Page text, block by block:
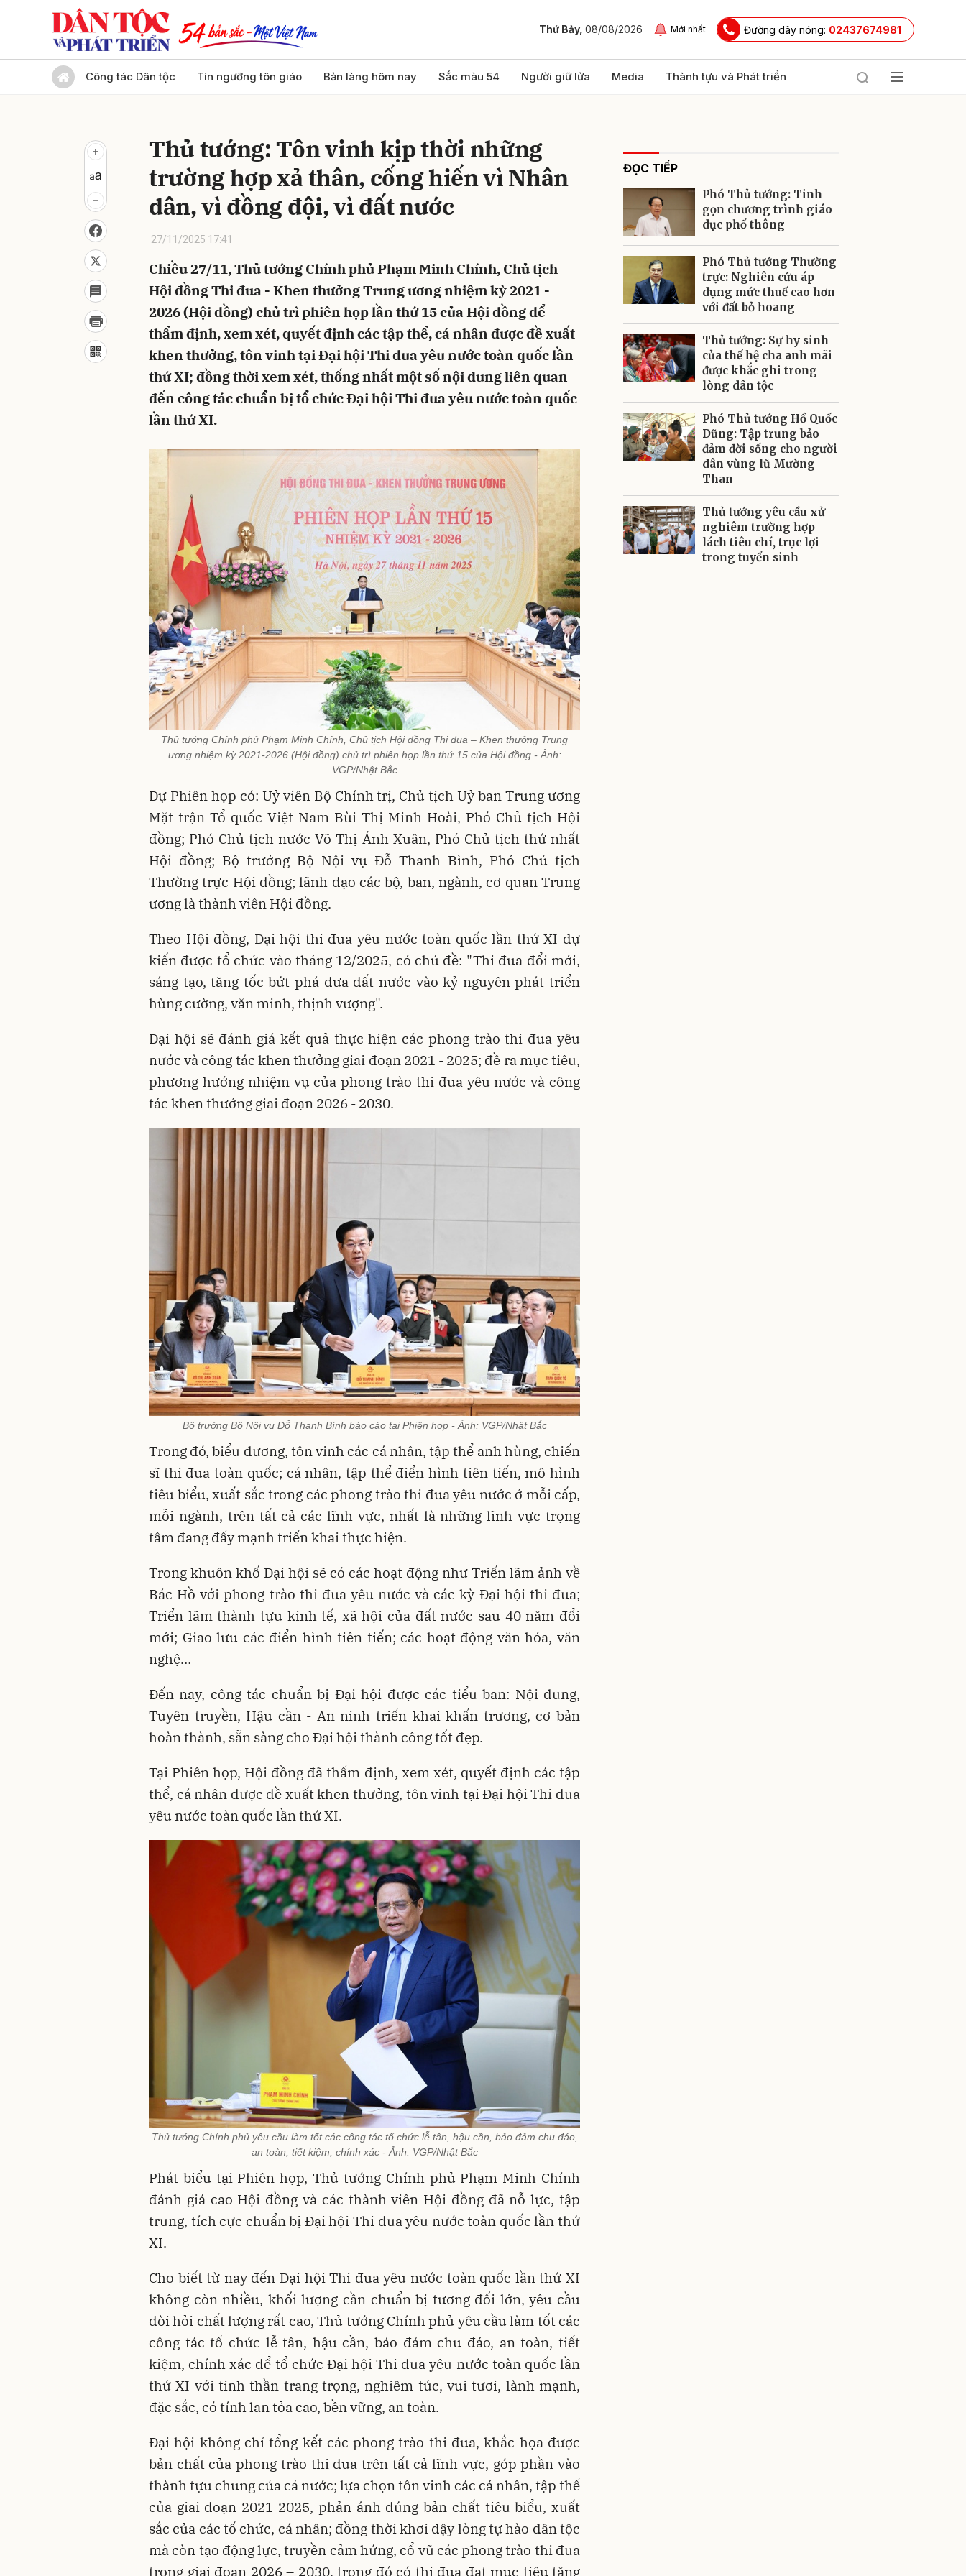
Thứ Bảy, 08/08/2026 Mới nhất Đường dây nóng: 02437674981
Công tác Dân tộc Tín ngưỡng tôn giáo Bản làng hôm nay Sắc màu 54 Người giữ lửa Media Thành tựu và Phát triển
Thủ tướng: Tôn vinh kịp thời những
trường hợp xả thân, cống hiến vì Nhân
dân, vì đồng đội, vì đất nước
27/11/2025 17:41
Chiều 27/11, Thủ tướng Chính phủ Phạm Minh Chính, Chủ tịch
Hội đồng Thi đua - Khen thưởng Trung ương nhiệm kỳ 2021 -
2026 (Hội đồng) chủ trì phiên họp lần thứ 15 của Hội đồng để
thẩm định, xem xét, quyết định các tập thể, cá nhân được đề xuất
khen thưởng, tôn vinh tại Đại hội Thi đua yêu nước toàn quốc lần
thứ XI; đồng thời xem xét, thống nhất một số nội dung liên quan
đến công tác chuẩn bị tổ chức Đại hội Thi đua yêu nước toàn quốc
lần thứ XI.
Thủ tướng Chính phủ Phạm Minh Chính, Chủ tịch Hội đồng Thi đua – Khen thưởng Trung
ương nhiệm kỳ 2021-2026 (Hội đồng) chủ trì phiên họp lần thứ 15 của Hội đồng - Ảnh:
VGP/Nhật Bắc
Dự Phiên họp có: Uỷ viên Bộ Chính trị, Chủ tịch Uỷ ban Trung ương
Mặt trận Tổ quốc Việt Nam Bùi Thị Minh Hoài, Phó Chủ tịch Hội
đồng; Phó Chủ tịch nước Võ Thị Ánh Xuân, Phó Chủ tịch thứ nhất
Hội đồng; Bộ trưởng Bộ Nội vụ Đỗ Thanh Bình, Phó Chủ tịch
Thường trực Hội đồng; lãnh đạo các bộ, ban, ngành, cơ quan Trung
ương là thành viên Hội đồng.
Theo Hội đồng, Đại hội thi đua yêu nước toàn quốc lần thứ XI dự
kiến được tổ chức vào tháng 12/2025, có chủ đề: "Thi đua đổi mới,
sáng tạo, tăng tốc bứt phá đưa đất nước vào kỷ nguyên phát triển
hùng cường, văn minh, thịnh vượng".
Đại hội sẽ đánh giá kết quả thực hiện các phong trào thi đua yêu
nước và công tác khen thưởng giai đoạn 2021 - 2025; đề ra mục tiêu,
phương hướng nhiệm vụ của phong trào thi đua yêu nước và công
tác khen thưởng giai đoạn 2026 - 2030.
Bộ trưởng Bộ Nội vụ Đỗ Thanh Bình báo cáo tại Phiên họp - Ảnh: VGP/Nhật Bắc
Trong đó, biểu dương, tôn vinh các cá nhân, tập thể anh hùng, chiến
sĩ thi đua toàn quốc; cá nhân, tập thể điển hình tiên tiến, mô hình
tiêu biểu, xuất sắc trong các phong trào thi đua yêu nước ở mỗi cấp,
mỗi ngành, trên tất cả các lĩnh vực, nhất là những lĩnh vực trọng
tâm đang đẩy mạnh triển khai thực hiện.
Trong khuôn khổ Đại hội sẽ có các hoạt động như Triển lãm ảnh về
Bác Hồ với phong trào thi đua yêu nước và các kỳ Đại hội thi đua;
Triển lãm thành tựu kinh tế, xã hội của đất nước sau 40 năm đổi
mới; Giao lưu các điển hình tiên tiến; các hoạt động văn hóa, văn
nghệ…
Đến nay, công tác chuẩn bị Đại hội được các tiểu ban: Nội dung,
Tuyên truyền, Hậu cần - An ninh triển khai khẩn trương, cơ bản
hoàn thành, sẵn sàng cho Đại hội thành công tốt đẹp.
Tại Phiên họp, Hội đồng đã thẩm định, xem xét, quyết định các tập
thể, cá nhân được đề xuất khen thưởng, tôn vinh tại Đại hội Thi đua
yêu nước toàn quốc lần thứ XI.
Thủ tướng Chính phủ yêu cầu làm tốt các công tác tổ chức lễ tân, hậu cần, bảo đảm chu đáo,
an toàn, tiết kiệm, chính xác - Ảnh: VGP/Nhật Bắc
Phát biểu tại Phiên họp, Thủ tướng Chính phủ Phạm Minh Chính
đánh giá cao Hội đồng và các thành viên Hội đồng đã nỗ lực, tập
trung, tích cực chuẩn bị Đại hội Thi đua yêu nước toàn quốc lần thứ
XI.
Cho biết từ nay đến Đại hội Thi đua yêu nước toàn quốc lần thứ XI
không còn nhiều, khối lượng cần chuẩn bị tương đối lớn, yêu cầu
đòi hỏi chất lượng rất cao, Thủ tướng Chính phủ yêu cầu làm tốt các
công tác tổ chức lễ tân, hậu cần, bảo đảm chu đáo, an toàn, tiết
kiệm, chính xác để tổ chức Đại hội Thi đua yêu nước toàn quốc lần
thứ XI với tinh thần trang trọng, nghiêm túc, vui tươi, lành mạnh,
đặc sắc, có tính lan tỏa cao, bền vững, an toàn.
Đại hội không chỉ tổng kết các phong trào thi đua, khắc họa được
bản chất của phong trào thi đua trên tất cả lĩnh vực, góp phần vào
thành tựu chung của cả nước; lựa chọn tôn vinh các cá nhân, tập thể
của giai đoạn 2021-2025, phản ánh đúng bản chất tiêu biểu, xuất
sắc của các tổ chức, cá nhân; đồng thời khơi dậy lòng tự hào dân tộc
mà còn tạo động lực, truyền cảm hứng, cổ vũ các phong trào thi đua
trong giai đoạn 2026 – 2030, trong đó có thi đua đạt mục tiêu tăng
ĐỌC TIẾP
Phó Thủ tướng: Tinh
gọn chương trình giáo
dục phổ thông
Phó Thủ tướng Thường
trực: Nghiên cứu áp
dụng mức thuế cao hơn
với đất bỏ hoang
Thủ tướng: Sự hy sinh
của thế hệ cha anh mãi
được khắc ghi trong
lòng dân tộc
Phó Thủ tướng Hồ Quốc
Dũng: Tập trung bảo
đảm đời sống cho người
dân vùng lũ Mường
Than
Thủ tướng yêu cầu xử
nghiêm trường hợp
lách tiêu chí, trục lợi
trong tuyển sinh
Gửi bình luận
Gửi